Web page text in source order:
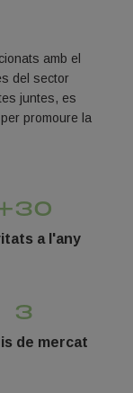
amb el
del sector
juntes, es
promoure la
0
a l'any
3
de mercat